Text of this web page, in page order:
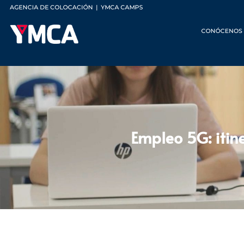
AGENCIA DE COLOCACIÓN | YMCA CAMPS
CONÓCENOS
Empleo 5G: